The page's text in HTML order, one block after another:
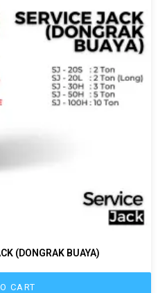
(DONGRAK BUAYA)
CART